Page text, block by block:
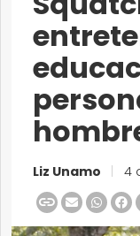
Liz Unamo 4